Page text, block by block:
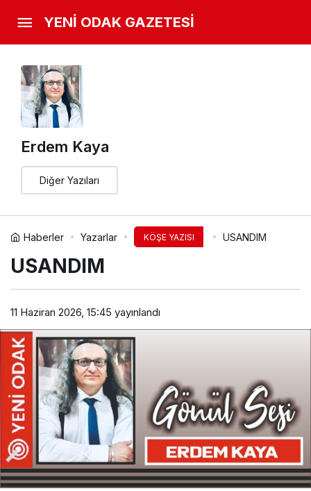
YENİ ODAK GAZETESİ
Erdem Kaya
Diğer Yazıları
Haberler Yazarlar KÖŞE YAZISI USANDIM
USANDIM
11 Haziran 2026, 15:45 yayınlandı